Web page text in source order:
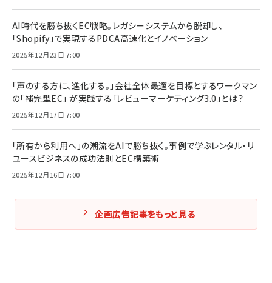
AI時代を勝ち抜くEC戦略。レガシーシステムから脱却し、
「Shopify」で実現するPDCA高速化とイノベーション
2025年12月23日 7:00
「声のする方に、進化する。」会社全体最適を目標とするワークマン
の「補完型EC」 が実践する「レビューマーケティング3.0」とは？
2025年12月17日 7:00
「所有から利用へ」の潮流をAIで勝ち抜く。事例で学ぶレンタル・リ
ユースビジネスの成功法則とEC構築術
2025年12月16日 7:00
企画広告記事をもっと見る